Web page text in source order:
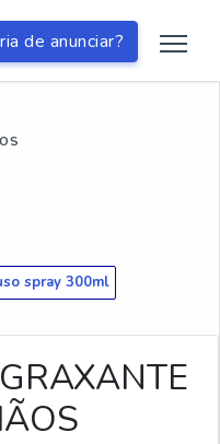
de anunciar?
spray 300ml